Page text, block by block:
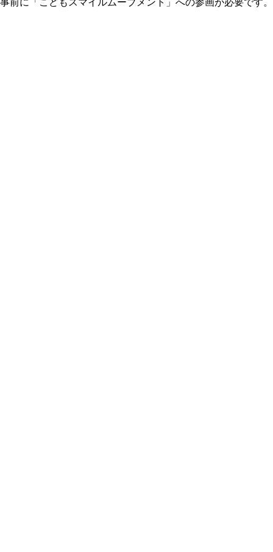
事前に「こどもスマイルムーブメント」への参画が必要です。